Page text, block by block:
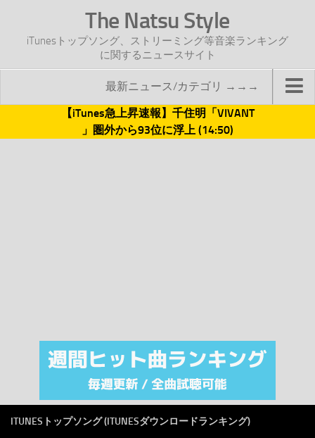
The Natsu Style
iTunesトップソング、ストリーミング等音楽ランキング
に関するニュースサイト
最新ニュース/カテゴリ →→→
注目カテゴリ
オリジナルiTunes週間トップソング
【iTunes急上昇速報】千住明「VIVANT
」圏外から93位に浮上 (14:50)
ITUNESトップソング (ITUNESダウンロードランキング)